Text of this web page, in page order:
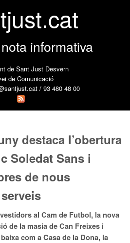
nota informativa
de Sant Just Desvern
de Comunicació
/ 93 480 48 00
destaca l’obertura
Soledat Sans i
de nous
al Cam de Futbol, la nova
de la masia de Can Freixes i
com a Casa de la Dona, la